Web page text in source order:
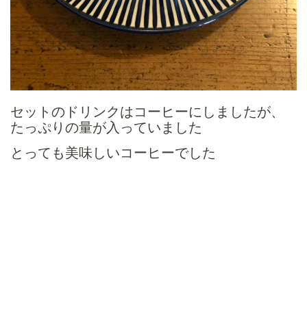
セットのドリンクはコーヒーにしましたが、
たっぷりの量が入っていました
とっても美味しいコーヒーでした